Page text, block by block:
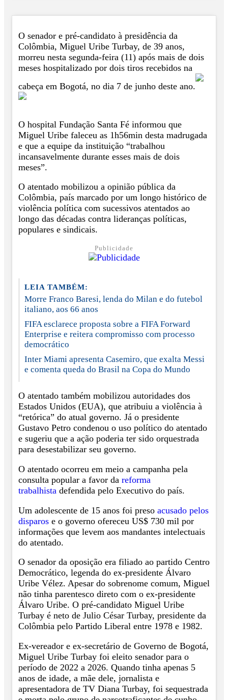
O senador e pré-candidato à presidência da
Colômbia, Miguel Uribe Turbay, de 39 anos,
morreu nesta segunda-feira (11) após mais de dois
meses hospitalizado por dois tiros recebidos na
cabeça em Bogotá, no dia 7 de junho deste ano.
O hospital Fundação Santa Fé informou que
Miguel Uribe faleceu as 1h56min desta madrugada
e que a equipe da instituição “trabalhou
incansavelmente durante esses mais de dois
meses”.
O atentado mobilizou a opinião pública da
Colômbia, país marcado por um longo histórico de
violência política com sucessivos atentados ao
longo das décadas contra lideranças políticas,
populares e sindicais.
Publicidade
LEIA TAMBÉM:
Morre Franco Baresi, lenda do Milan e do futebol
italiano, aos 66 anos
FIFA esclarece proposta sobre a FIFA Forward
Enterprise e reitera compromisso com processo
democrático
Inter Miami apresenta Casemiro, que exalta Messi
e comenta queda do Brasil na Copa do Mundo
O atentado também mobilizou autoridades dos
Estados Unidos (EUA), que atribuiu a violência à
“retórica” do atual governo. Já o presidente
Gustavo Petro condenou o uso político do atentado
e sugeriu que a ação poderia ter sido orquestrada
para desestabilizar seu governo.
O atentado ocorreu em meio a campanha pela
consulta popular a favor da reforma
trabalhista defendida pelo Executivo do país.
Um adolescente de 15 anos foi preso acusado pelos
disparos e o governo ofereceu US$ 730 mil por
informações que levem aos mandantes intelectuais
do atentado.
O senador da oposição era filiado ao partido Centro
Democrático, legenda do ex-presidente Álvaro
Uribe Vélez. Apesar do sobrenome comum, Miguel
não tinha parentesco direto com o ex-presidente
Álvaro Uribe. O pré-candidato Miguel Uribe
Turbay é neto de Julio César Turbay, presidente da
Colômbia pelo Partido Liberal entre 1978 e 1982.
Ex-vereador e ex-secretário de Governo de Bogotá,
Miguel Uribe Turbay foi eleito senador para o
período de 2022 a 2026. Quando tinha apenas 5
anos de idade, a mãe dele, jornalista e
apresentadora de TV Diana Turbay, foi sequestrada